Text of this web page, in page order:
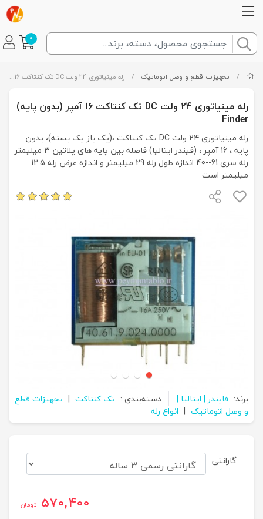
0
/ تجهیزات قطع و وصل اتوماتیک / رله مینیاتوری 24 ولت DC تک کنتاکت 16 آمپر (بدون پایه) Finder
رله مینیاتوری 24 ولت DC تک کنتاکت 16 آمپر (بدون پایه)
Finder
رله مینیاتوری 24 ولت DC تک کنتاکت ،(یک باز یک بسته)، بدون
پایه ، 16 آمپر ، (فیندر ایتالیا) فاصله بین پایه های پلاتین 3 میلیمتر
رله سری 61--40 اندازه طول رله 29 میلیمتر و اندازه عرض رله 12.5
میلیمتر است
برند: فایندر | ایتالیا | دسته‌بندی : تک کنتاکت | تجهیزات قطع
و وصل اتوماتیک | انواع رله
گارانتی
570,400 تومان